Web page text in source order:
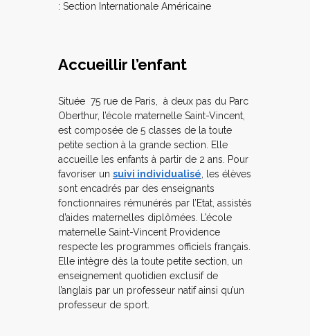
: Section Internationale Américaine
Accueillir l’enfant
Située 75 rue de Paris, à deux pas du Parc
Oberthur, l’école maternelle Saint-Vincent,
est composée de 5 classes de la toute
petite section à la grande section. Elle
accueille les enfants à partir de 2 ans. Pour
favoriser un suivi individualisé , les élèves
sont encadrés par des enseignants
fonctionnaires rémunérés par l’Etat, assistés
d’aides maternelles diplômées. L’école
maternelle Saint-Vincent Providence
respecte les programmes officiels français.
Elle intègre dès la toute petite section, un
enseignement quotidien exclusif de
l’anglais par un professeur natif ainsi qu’un
professeur de sport.